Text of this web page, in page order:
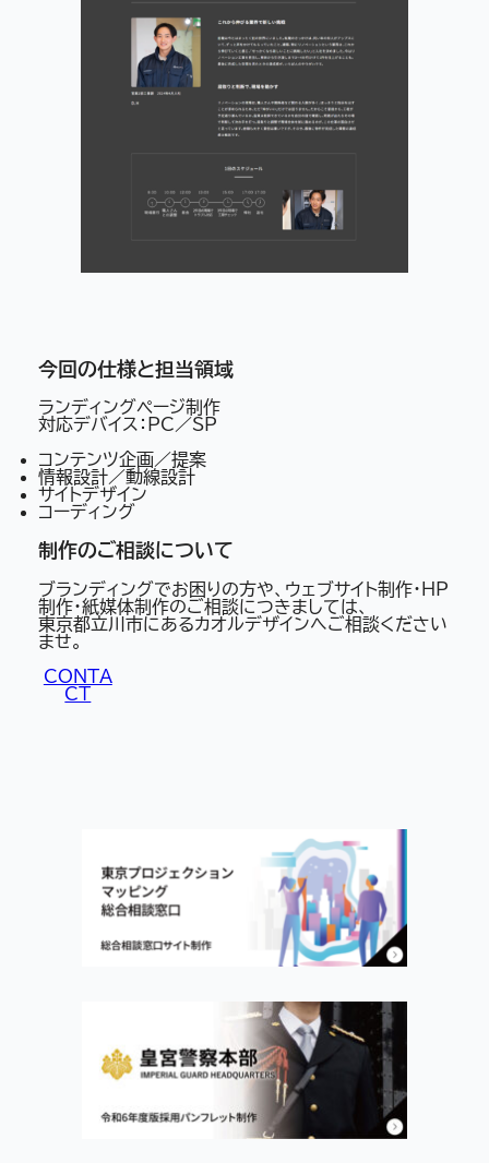
今回の仕様と担当領域
ランディングページ制作
対応デバイス：PC／SP
コンテンツ企画／提案
情報設計／動線設計
サイトデザイン
コーディング
制作のご相談について
ブランディングでお困りの方や、ウェブサイト制作・HP
制作・紙媒体制作のご相談につきましては、
東京都立川市にあるカオルデザインへご相談ください
ませ。
CONTA
CT